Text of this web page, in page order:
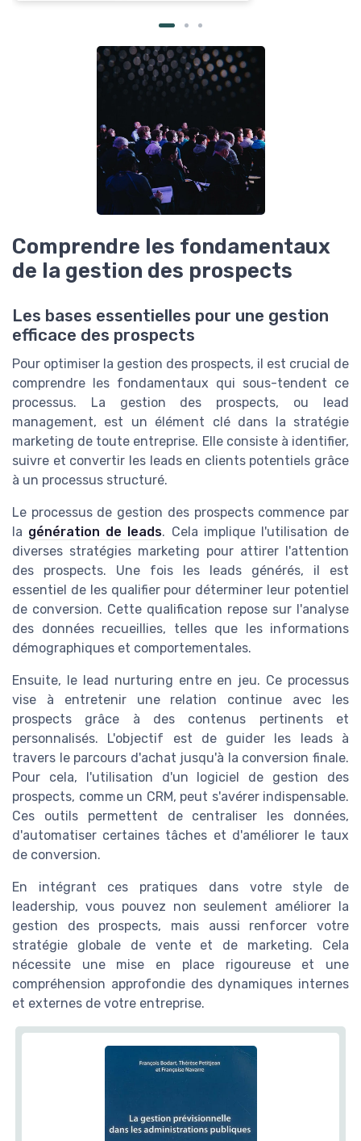
Comprendre les fondamentaux
de la gestion des prospects
Les bases essentielles pour une gestion
efficace des prospects
Pour optimiser la gestion des prospects, il est crucial de
comprendre les fondamentaux qui sous-tendent ce
processus. La gestion des prospects, ou lead
management, est un élément clé dans la stratégie
marketing de toute entreprise. Elle consiste à identifier,
suivre et convertir les leads en clients potentiels grâce
à un processus structuré.
Le processus de gestion des prospects commence par
la génération de leads. Cela implique l'utilisation de
diverses stratégies marketing pour attirer l'attention
des prospects. Une fois les leads générés, il est
essentiel de les qualifier pour déterminer leur potentiel
de conversion. Cette qualification repose sur l'analyse
des données recueillies, telles que les informations
démographiques et comportementales.
Ensuite, le lead nurturing entre en jeu. Ce processus
vise à entretenir une relation continue avec les
prospects grâce à des contenus pertinents et
personnalisés. L'objectif est de guider les leads à
travers le parcours d'achat jusqu'à la conversion finale.
Pour cela, l'utilisation d'un logiciel de gestion des
prospects, comme un CRM, peut s'avérer indispensable.
Ces outils permettent de centraliser les données,
d'automatiser certaines tâches et d'améliorer le taux
de conversion.
En intégrant ces pratiques dans votre style de
leadership, vous pouvez non seulement améliorer la
gestion des prospects, mais aussi renforcer votre
stratégie globale de vente et de marketing. Cela
nécessite une mise en place rigoureuse et une
compréhension approfondie des dynamiques internes
et externes de votre entreprise.